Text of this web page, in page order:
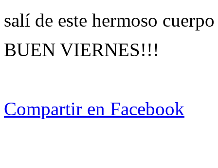
salí de este hermoso
BUEN VIERNES!!!
Compartir en Facebook